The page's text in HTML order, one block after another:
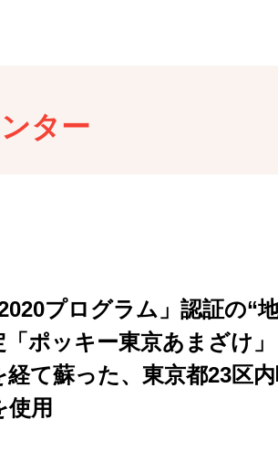
ター
プログラム」認証の“
「ポッキー東京あまざけ
経て蘇った、東京都23区
使用